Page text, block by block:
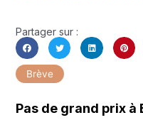
Partager sur :
Brève
Pas de grand prix à